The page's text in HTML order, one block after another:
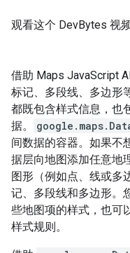
观看这个 DevBytes 视
借助 Maps JavaScript
标记、多段线、多边形
都既包含样式信息，也
据。
间数据的容器。如果不
据层向地图添加任意地
图形（例如点、线或多
记、多段线和多边形。
些地图项的样式，也可
样式规则。